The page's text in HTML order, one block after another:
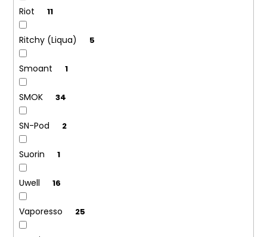
Riot 11
Ritchy (Liqua) 5
Smoant 1
SMOK 34
SN-Pod 2
Suorin 1
Uwell 16
Vaporesso 25